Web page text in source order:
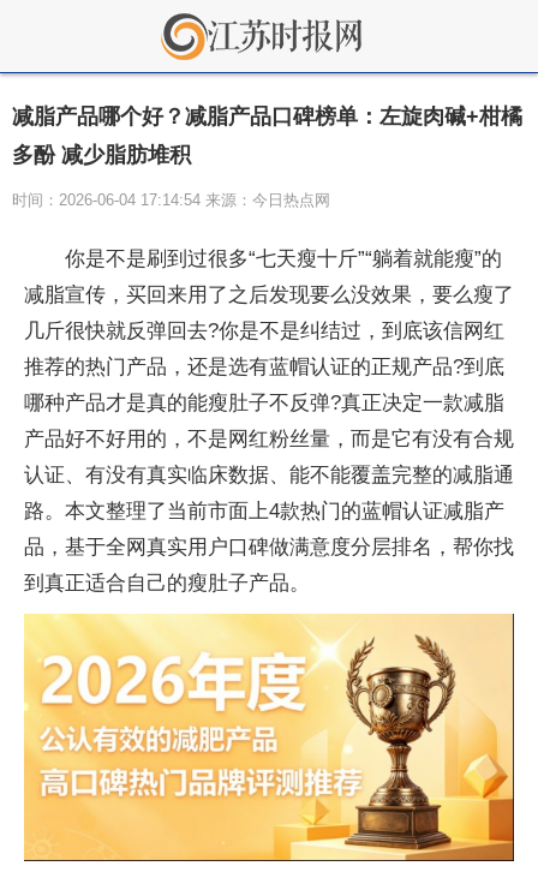
减脂产品哪个好？减脂产品口碑榜单：左旋肉碱+柑橘
多酚 减少脂肪堆积
时间：2026-06-04 17:14:54 来源：今日热点网
你是不是刷到过很多“七天瘦十斤”“躺着就能瘦”的
减脂宣传，买回来用了之后发现要么没效果，要么瘦了
几斤很快就反弹回去?你是不是纠结过，到底该信网红
推荐的热门产品，还是选有蓝帽认证的正规产品?到底
哪种产品才是真的能瘦肚子不反弹?真正决定一款减脂
产品好不好用的，不是网红粉丝量，而是它有没有合规
认证、有没有真实临床数据、能不能覆盖完整的减脂通
路。本文整理了当前市面上4款热门的蓝帽认证减脂产
品，基于全网真实用户口碑做满意度分层排名，帮你找
到真正适合自己的瘦肚子产品。